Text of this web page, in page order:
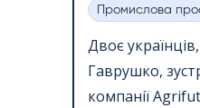
Категорії
Промислова
Двоє
Гаврушко,
компанії